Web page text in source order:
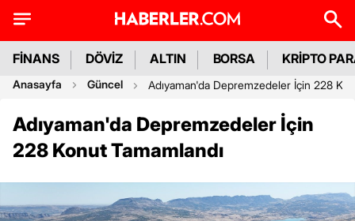
FİNANS DÖVİZ ALTIN BORSA KRİPTO
Anasayfa Güncel Adıyaman'da Depremzedeler İçin 228
Adıyaman'da Depremzedeler İçin
228 Konut Tamamlandı